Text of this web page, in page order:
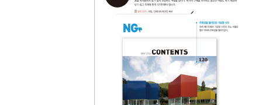
Part 4 그래픽 요소
디자인 이론 | 그래픽 요소로 감각적인 디자인을 하
디자인 보는 법 | 그래픽과 이미지 활용으로 디자
01 사진 트리밍을 이용한 디자인
02 사진 트리밍을 극대화한 디자인